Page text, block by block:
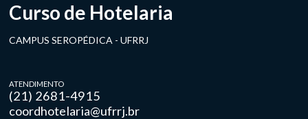
Curso de Hotelaria
CAMPUS SEROPÉDICA - UFRRJ
ATENDIMENTO
(21) 2681-4915
coordhotelaria@ufrrj.br